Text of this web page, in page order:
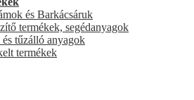
és Barkácsáruk
termékek, segédanyagok
tűzálló anyagok
termékek